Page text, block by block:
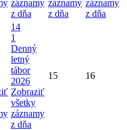
záznamy
z dňa
záznamy
z dňa
záznamy
z dňa
14
1
Denný
letný
tábor
2026
Zobraziť
všetky
záznamy
z dňa
15 16